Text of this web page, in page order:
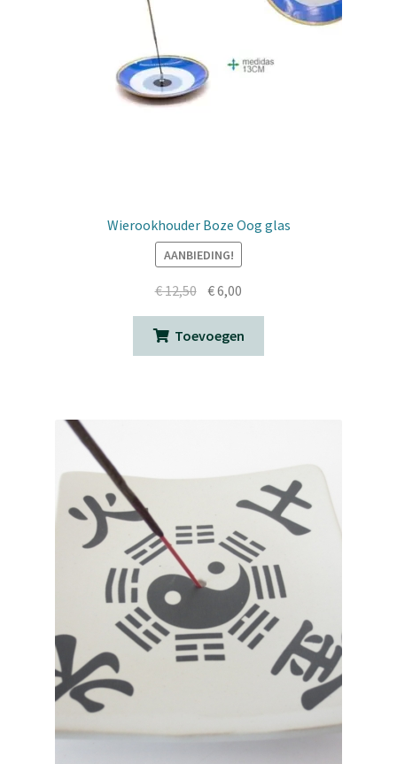
Wierookhouder Boze Oog glas
AANBIEDING!
€12,50 Oorspronkelijke
prijs
was:
€ 12,50.
€6,00
prijs
is:
€ 6,00.
Toevoegen